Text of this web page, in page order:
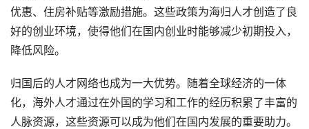
优惠、住房补贴等激励措施。这些政策为海归人才创造了良
好的创业环境，使得他们在国内创业时能够减少初期投入，
降低风险。
归国后的人才网络也成为一大优势。随着全球经济的一体
化，海外人才通过在外国的学习和工作的经历积累了丰富的
人脉资源，这些资源可以成为他们在国内发展的重要助力。